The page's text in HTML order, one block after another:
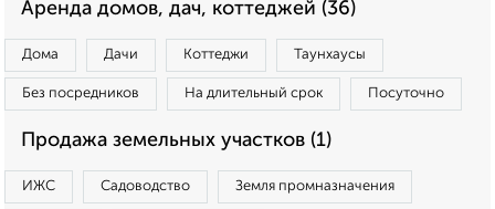
Аренда домов, дач, коттеджей (36)
Дома Дачи Коттеджи Таунхаусы
Без посредников На длительный срок Посуточно
Продажа земельных участков (1)
ИЖС Садоводство Земля промназначения